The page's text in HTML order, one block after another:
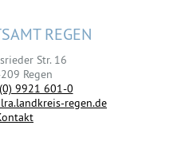
REGEN
Str. 16
Regen
9921 601-0
regen.de